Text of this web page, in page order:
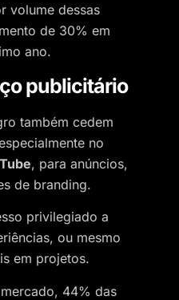
volume dessas
de 30% em
ano.
publicitário
também cedem
no
, para anúncios,
de branding.
privilegiado a
ou mesmo
em projetos.
44% das